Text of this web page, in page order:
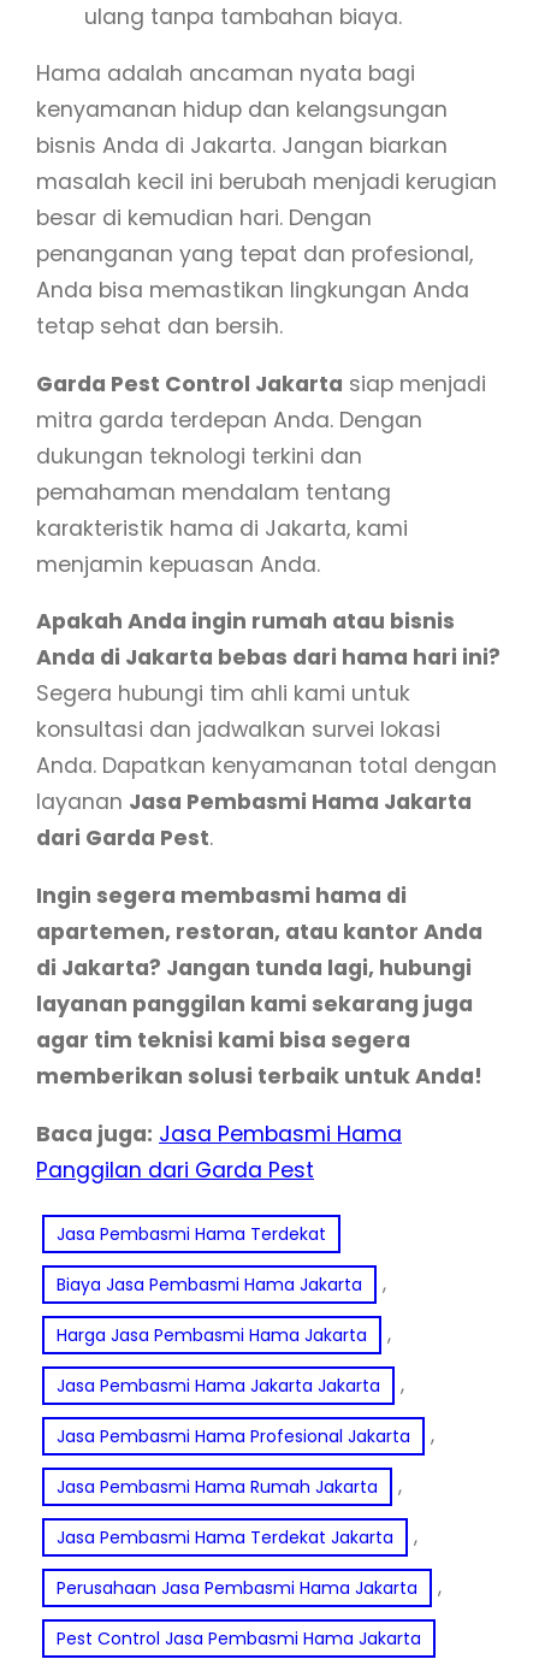
ulang tanpa tambahan biaya.
Hama adalah ancaman nyata bagi
kenyamanan hidup dan kelangsungan
bisnis Anda di Jakarta. Jangan biarkan
masalah kecil ini berubah menjadi kerugian
besar di kemudian hari. Dengan
penanganan yang tepat dan profesional,
Anda bisa memastikan lingkungan Anda
tetap sehat dan bersih.
Garda Pest Control Jakarta siap menjadi
mitra garda terdepan Anda. Dengan
dukungan teknologi terkini dan
pemahaman mendalam tentang
karakteristik hama di Jakarta, kami
menjamin kepuasan Anda.
Apakah Anda ingin rumah atau bisnis
Anda di Jakarta bebas dari hama hari ini?
Segera hubungi tim ahli kami untuk
konsultasi dan jadwalkan survei lokasi
Anda. Dapatkan kenyamanan total dengan
layanan Jasa Pembasmi Hama Jakarta
dari Garda Pest.
Ingin segera membasmi hama di
apartemen, restoran, atau kantor Anda
di Jakarta? Jangan tunda lagi, hubungi
layanan panggilan kami sekarang juga
agar tim teknisi kami bisa segera
memberikan solusi terbaik untuk Anda!
Baca juga: Jasa Pembasmi Hama
Panggilan dari Garda Pest
Jasa Pembasmi Hama Terdekat
Biaya Jasa Pembasmi Hama Jakarta ,
Harga Jasa Pembasmi Hama Jakarta ,
Jasa Pembasmi Hama Jakarta Jakarta ,
Jasa Pembasmi Hama Profesional Jakarta ,
Jasa Pembasmi Hama Rumah Jakarta ,
Jasa Pembasmi Hama Terdekat Jakarta ,
Perusahaan Jasa Pembasmi Hama Jakarta ,
Pest Control Jasa Pembasmi Hama Jakarta